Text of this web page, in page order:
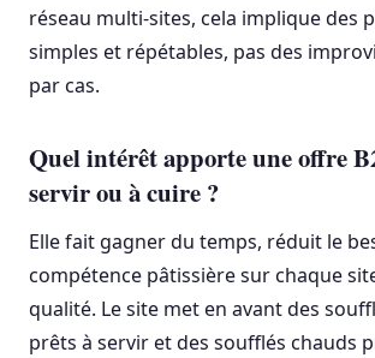
réseau multi-sites, cela implique des
simples et répétables, pas des
par cas.
Quel intérêt apporte une offre
servir ou à cuire ?
Elle fait gagner du temps, réduit le
compétence pâtissière sur chaque
qualité. Le site met en avant des
prêts à servir et des soufflés chauds